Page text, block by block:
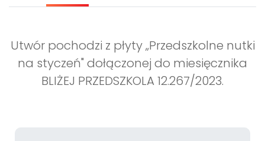
Utwór pochodzi z płyty „Przedszkolne nutki
na styczeń" dołączonej do miesięcznika
BLIŻEJ PRZEDSZKOLA 12.267/2023.